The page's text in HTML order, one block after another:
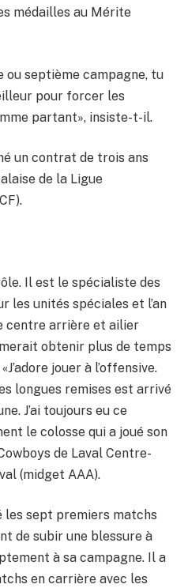
médailles au Mérite
ou septième campagne, tu
pour forcer les
partant», insiste-t-il.
un contrat de trois ans
de la Ligue
Il est le spécialiste des
les unités spéciales et l’an
centre arrière et ailier
obtenir plus de temps
jouer à l’offensive.
longues remises est arrivé
J’ai toujours eu ce
le colosse qui a joué son
de Laval Centre-
(midget AAA).
les sept premiers matchs
de subir une blessure à
à sa campagne. Il a
en carrière avec les